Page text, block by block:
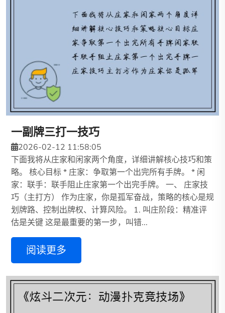
一副牌三打一技巧
2026-02-12 11:58:05
下面我将从庄家和闲家两个角度，详细讲解核心技巧和策
略。 核心目标 * 庄家：争取第一个出完所有手牌。 * 闲
家：联手：联手阻止庄家第一个出完手牌。 一、 庄家技
巧（主打方） 作为庄家，你是孤军奋战，策略的核心是规
划牌路、控制出牌权、计算风险。 1. 叫庄阶段：精准评
估是关键 这是最重要的第一步，叫错...
阅读更多